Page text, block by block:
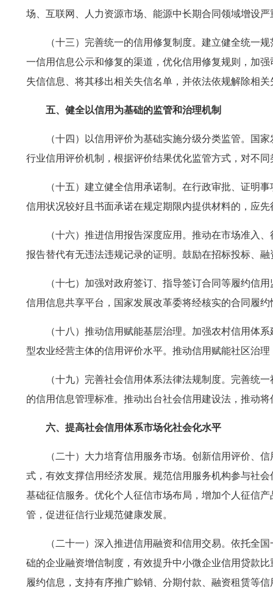
场、互联网、人力资源市场、能源中长期合同领域增设
（十三）完善统一的信用修复制度。建立健全统一
一信用信息公示和修复的渠道，优化信用修复规则，加
失信信息、将其移出相关失信名单，并依法依规解除相
五、健全以信用为基础的监管和治理机制
（十四）以信用评价为基础实施分级分类监管。国
行业信用评价机制，根据评价结果优化监管方式，对不
（十五）建立健全信用承诺制。在行政审批、证明
信用状况较好且书面承诺在规定期限内提供材料的，应
（十六）推进信用报告深度应用。推动在市场准入
报告替代有无违法违规记录的证明。鼓励在招标投标、
（十七）加强对政府签订、指导签订合同等履约信
信用信息共享平台，国家发展改革委将经核实的合同履
（十八）推动信用赋能基层治理。加强农村信用体
型农业经营主体的信用评价水平。推动信用赋能社区治
（十九）完善社会信用体系法律法规制度。完善统
的信用信息管理标准。推动出台社会信用建设法，推动
六、提高社会信用体系市场化社会化水平
（二十）大力培育信用服务市场。创新信用评价、
式，有效支撑信用经济发展。规范信用服务机构参与社
基础征信服务。优化个人征信市场布局，增加个人征信
管，促进征信行业规范健康发展。
（二十一）深入推进信用融资和信用交易。依托全
础的企业融资增信制度，有效提升中小微企业信用贷款
履约信息，支持有序推广赊销、分期付款、融资租赁等